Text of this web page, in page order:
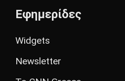
Εφημερίδες
Widgets
Newsletter